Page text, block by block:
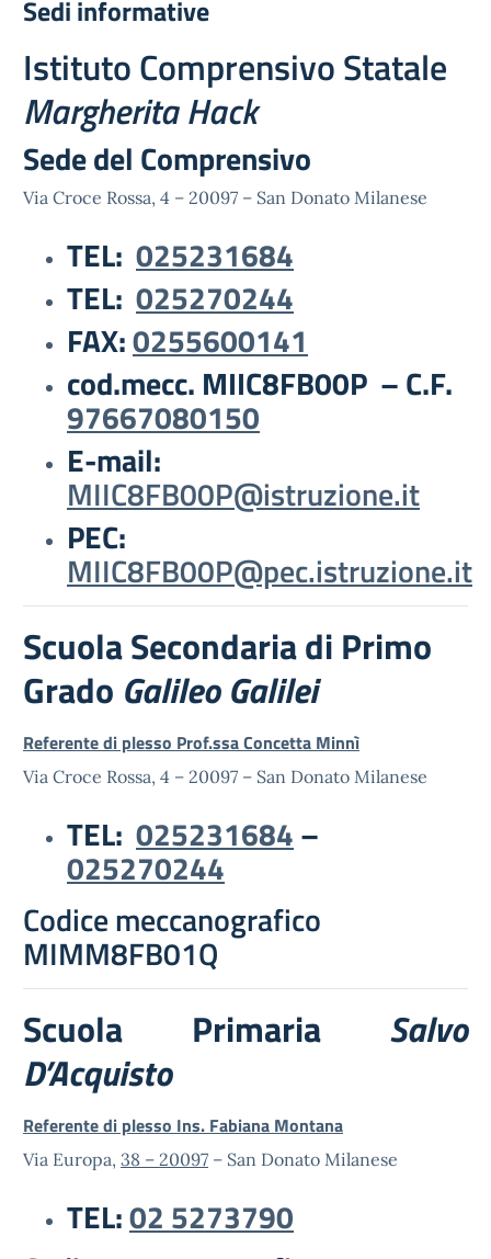
Sedi informative
Istituto Comprensivo Statale
Margherita Hack
Sede del Comprensivo
Via Croce Rossa, 4 – 20097 – San Donato Milanese
TEL: 025231684
TEL: 025270244
FAX:0255600141
cod.mecc. MIIC8FB00P – C.F.
97667080150
E-mail:
MIIC8FB00P@istruzione.it
PEC:
MIIC8FB00P@pec.istruzione.it
Scuola Secondaria di Primo
Grado Galileo Galilei
Referente di plesso Prof.ssa Concetta Minnì
Via Croce Rossa, 4 – 20097 – San Donato Milanese
TEL: 025231684–
025270244
Codice meccanografico
MIMM8FB01Q
Scuola Primaria Salvo
D’Acquisto
Referente di plesso Ins. Fabiana Montana
Via Europa, 38 – 20097 – San Donato Milanese
TEL:02 5273790